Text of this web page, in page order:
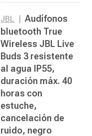
JBL
Audífonos
bluetooth True
Wireless JBL Live
Buds 3 resistente
al agua IP55,
duración máx. 40
horas con
estuche,
cancelación de
ruido, negro